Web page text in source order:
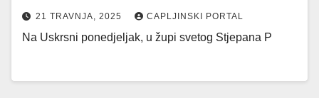
21 TRAVNJA, 2025 CAPLJINSKI PORTAL
Na Uskrsni ponedjeljak, u župi svetog Stjepana P